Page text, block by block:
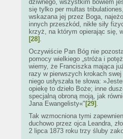
dziwnego, wszystkim bowiem
się tylko per multas
wskazana jej przez Boga,
innych przeszkód, nikłe siły
krzyż, na którym opierając się,
[28] .
Oczywiście Pan Bóg nie
pomocy wielkiego „stróża i
wiemy, że Franciszka mająca
razy w pierwszych krokach swej
niego usłyszała te słowa:
opiekę to dzieło Boże; inne
specjalną obroną moją, jak
Jana Ewangelisty«" [29] .
Tak wzmocniona tymi
duchowo przez ojca Leandra,
2 lipca 1873 roku trzy śluby